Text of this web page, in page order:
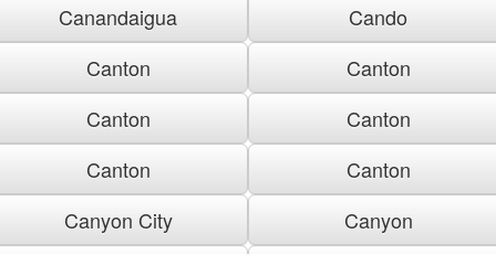
Canandaigua
Cando
Canton
Canton
Canton
Canton
Canton
Canton
Canyon City
Canyon